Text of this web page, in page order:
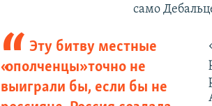
само
Эту битву местные
«ополченцы» точно не
выиграли бы, если бы не